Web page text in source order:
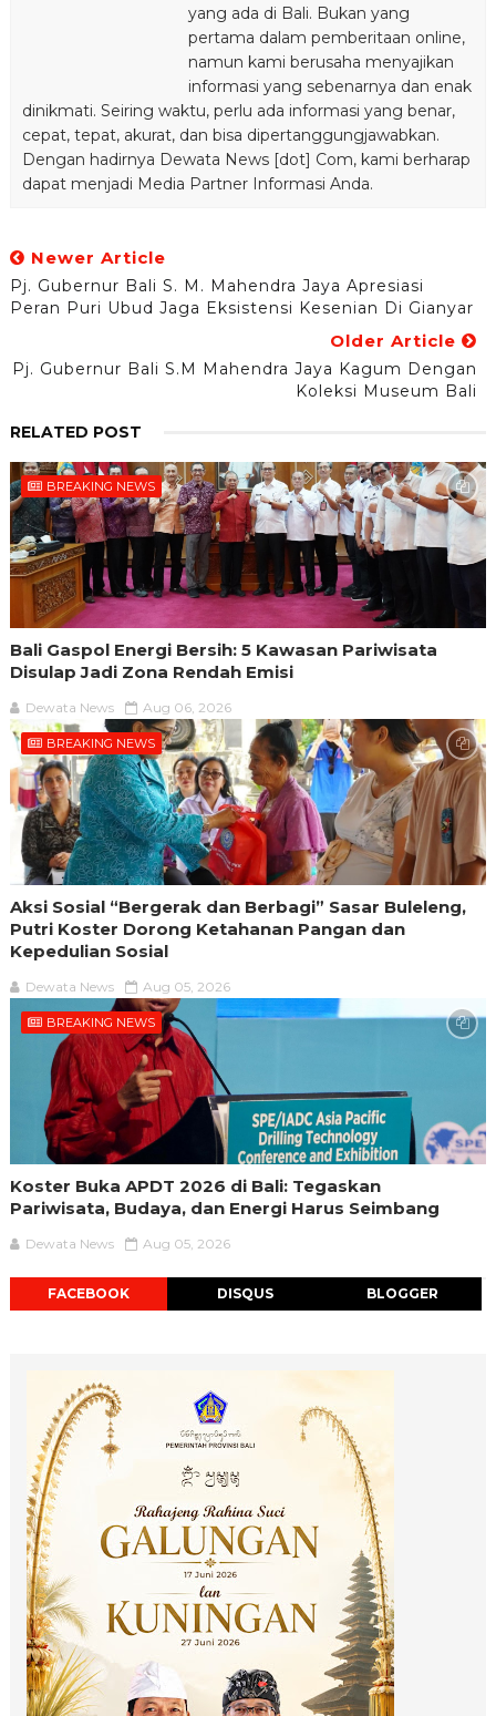
yang ada di Bali. Bukan yang
pertama dalam pemberitaan online,
namun kami berusaha menyajikan
informasi yang sebenarnya dan enak
dinikmati. Seiring waktu, perlu ada informasi yang benar,
cepat, tepat, akurat, dan bisa dipertanggungjawabkan.
Dengan hadirnya Dewata News [dot] Com, kami berharap
dapat menjadi Media Partner Informasi Anda.
Newer Article
Pj. Gubernur Bali S. M. Mahendra Jaya Apresiasi
Peran Puri Ubud Jaga Eksistensi Kesenian Di Gianyar
Older Article
Pj. Gubernur Bali S.M Mahendra Jaya Kagum Dengan
Koleksi Museum Bali
RELATED POST
BREAKING NEWS
Bali Gaspol Energi Bersih: 5 Kawasan Pariwisata
Disulap Jadi Zona Rendah Emisi
Dewata News Aug 06, 2026
BREAKING NEWS
Aksi Sosial “Bergerak dan Berbagi” Sasar Buleleng,
Putri Koster Dorong Ketahanan Pangan dan
Kepedulian Sosial
Dewata News Aug 05, 2026
BREAKING NEWS
Koster Buka APDT 2026 di Bali: Tegaskan
Pariwisata, Budaya, dan Energi Harus Seimbang
Dewata News Aug 05, 2026
FACEBOOK DISQUS BLOGGER